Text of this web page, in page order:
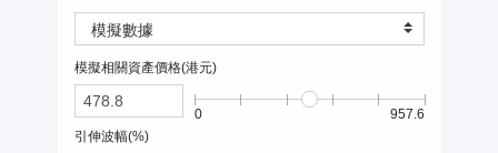
模擬數據
模擬相關資產價格(港元)
0
957.6
引伸波幅(%)